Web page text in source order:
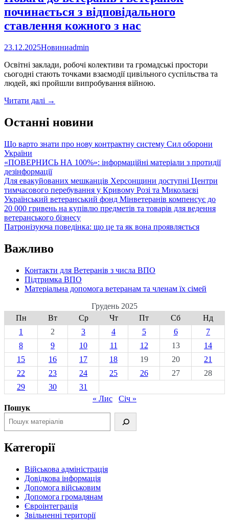
історію
України
починається з відповідального
ставлення кожного з нас
23.12.2025Новиниadmin
Освітні заклади, робочі колективи та громадські простори
сьогодні стають точками взаємодії цивільного суспільства та
людей, які пройшли випробування війною.
Читати далі Повага
ветеранів
і
починається
відповідального
ставлення
кожного
з
нас
→
Останні новини
Що варто знати про нову контрактну систему Сил оборони
України
«ПОВЕРНИСЬ НА 100%»: інформаційні матеріали з протидії
дезінформації
Для евакуйованих мешканців Херсонщини доступні Центри
тимчасового перебування у Кривому Розі та Миколаєві
Український ветеранський фонд Мінветеранів компенсує до
20 000 гривень на купівлю предметів та товарів для ведення
ветеранського бізнесу
Патронізуюча поведінка: що це та як вона проявляється
Важливо
Контакти для Ветеранів з числа ВПО
Підтримка ВПО
Матеріальна допомога ветеранам та членам їх сімей
Грудень 2025
Пн
Вт Ср Чт Пт Сб
Нд
1
2 3 4 5 6
7
8
9 10 11 12 13
14
15
16 17 18 19 20
21
22
23 24 25 26 27
28
29
30
31
« Лис
Січ »
Пошук
Категорії
Військова адміністрація
Довідкова інформація
Допомога військовим
Допомога громадянам
Євроінтеграція
Звільненні території